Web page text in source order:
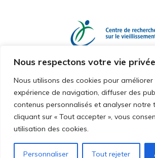
Nous respectons votre vie
Nous utilisons des cookies pour améliorer
expérience de navigation, diffuser des
contenus personnalisés et analyser notre
cliquant sur « Tout accepter », vous
utilisation des cookies.
Personnaliser Tout rejeter
2026 © CHAIRE DE RECHERCHE SUR LA